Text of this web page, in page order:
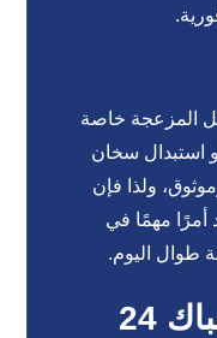
المزعجة خاصة
استبدال سخان
ولذا فإن
أمرًا مهمًا في
طوال اليوم.
مزايا التعامل مع سباك 24